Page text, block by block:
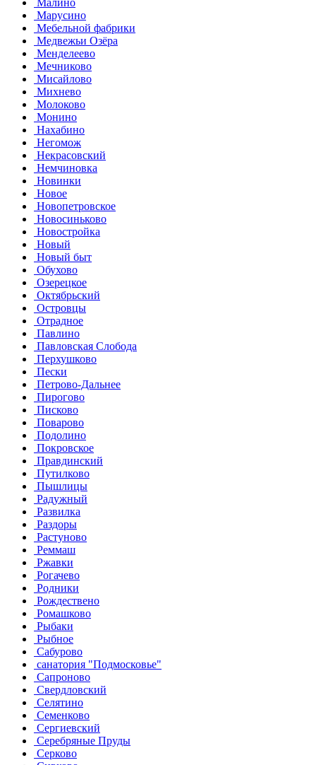
Марусино
Мебельной фабрики
Медвежьи Озёра
Менделеево
Мечниково
Мисайлово
Михнево
Молоково
Монино
Нахабино
Негомож
Некрасовский
Немчиновка
Новинки
Новое
Новопетровское
Новосиньково
Новостройка
Новый
Новый быт
Обухово
Озерецкое
Октябрьский
Островцы
Отрадное
Павлино
Павловская Слобода
Перхушково
Пески
Петрово-Дальнее
Пирогово
Писково
Поварово
Подолино
Покровское
Правдинский
Путилково
Пышлицы
Радужный
Развилка
Раздоры
Растуново
Реммаш
Ржавки
Рогачево
Родники
Рождествено
Ромашково
Рыбаки
Рыбное
Сабурово
санатория "Подмосковье"
Сапроново
Свердловский
Селятино
Семенково
Сергиевский
Серебряные Пруды
Серково